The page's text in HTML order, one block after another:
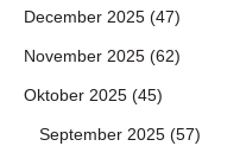
December 2025 (47)
November 2025 (62)
Oktober 2025 (45)
September 2025 (57)